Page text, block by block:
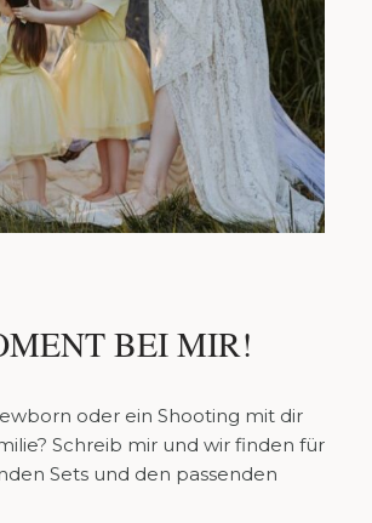
BEI MIR!
oder ein Shooting mit dir
Schreib mir und wir finden für
Sets und den passenden